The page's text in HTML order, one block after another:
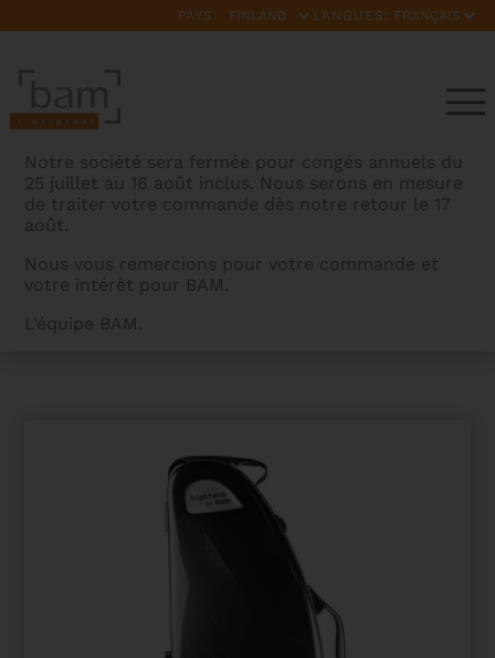
PAYS: LANGUES:
Notre société sera fermée pour congés annuels du
25 juillet au 16 août inclus. Nous serons en mesure
de traiter votre commande dès notre retour le 17
août.
Nous vous remercions pour votre commande et
votre intérêt pour BAM.
L’équipe BAM.
SANS POCHE